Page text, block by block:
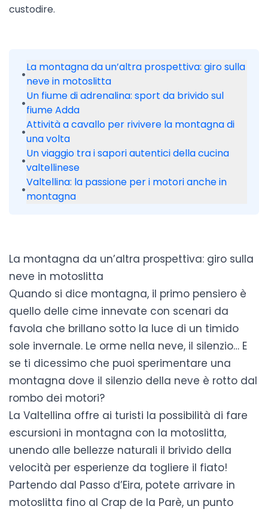
custodire.
•La montagna da un’altra prospettiva: giro sulla
neve in motoslitta
•Un fiume di adrenalina: sport da brivido sul
fiume Adda
•Attività a cavallo per rivivere la montagna di
una volta
•Un viaggio tra i sapori autentici della cucina
valtellinese
•Valtellina: la passione per i motori anche in
montagna
La montagna da un’altra prospettiva: giro sulla
neve in motoslitta
Quando si dice montagna, il primo pensiero è
quello delle cime innevate con scenari da
favola che brillano sotto la luce di un timido
sole invernale. Le orme nella neve, il silenzio… E
se ti dicessimo che puoi sperimentare una
montagna dove il silenzio della neve è rotto dal
rombo dei motori?
La Valtellina offre ai turisti la possibilità di fare
escursioni in montagna con la motoslitta,
unendo alle bellezze naturali il brivido della
velocità per esperienze da togliere il fiato!
Partendo dal Passo d’Eira, potete arrivare in
motoslitta fino al Crap de la Parè, un punto